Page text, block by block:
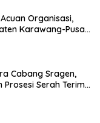
Organisasi,
Karawang-Pusat
Cabang Sragen,
Prosesi Serah Terima